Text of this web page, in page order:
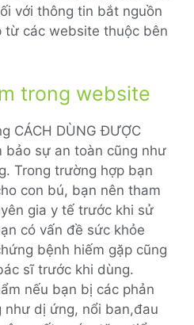
với thông tin bắt nguồn
từ các website thuộc bên
trong website
CÁCH DÙNG ĐƯỢC
bảo sự an toàn cũng như
Trong trường hợp bạn
con bú, bạn nên tham
gia y tế trước khi sử
có vấn đề sức khỏe
bệnh hiếm gặp cũng
sĩ trước khi dùng.
nếu bạn bị các phản
dị ứng, nổi ban,đau